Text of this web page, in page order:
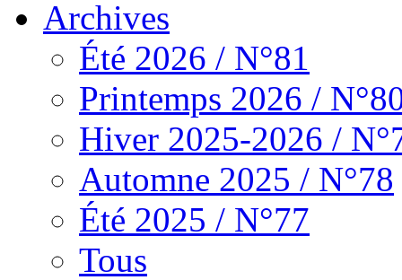
Archives
Été 2026 / N°81
Printemps 2026 /
Hiver 2025-2026 /
Automne 2025 / N°78
Été 2025 / N°77
Tous